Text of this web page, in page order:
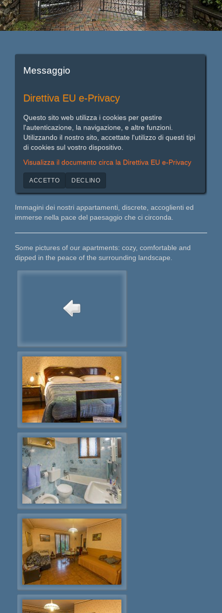
Messaggio
Direttiva EU e-Privacy
Questo sito web utilizza i cookies per gestire
l'autenticazione, la navigazione, e altre funzioni.
Utilizzando il nostro sito, accettate l'utilizzo di questi tipi
di cookies sul vostro dispositivo.
Visualizza il documento circa la Direttiva EU e-Privacy
ACCETTO DECLINO
Immagini dei nostri appartamenti, discrete, accoglienti ed
immerse nella pace del paesaggio che ci circonda.
Some pictures of our apartments: cozy, comfortable and
dipped in the peace of the surrounding landscape.